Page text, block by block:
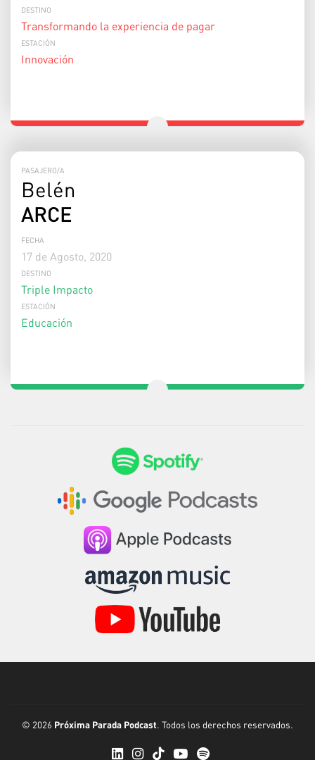
DESTINO
Transformando la experiencia de pagar
ESTACIÓN
Innovación
PASAJERO/A
Belén
ARCE
FECHA
17 de Agosto, 2020
DESTINO
Triple Impacto
ESTACIÓN
Educación
© 2026 Próxima Parada Podcast. Todos los derechos reservados.